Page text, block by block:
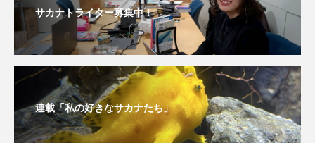
生きた化石 生態 生態系 生物多様性
産卵 田んぼ 甲殻類 発酵食品
白身魚 相模川 磯 磯焼け
磯遊び 神戸須磨シーワールド
サカナトライター募集中！
連載「私の好きなサカナたち」